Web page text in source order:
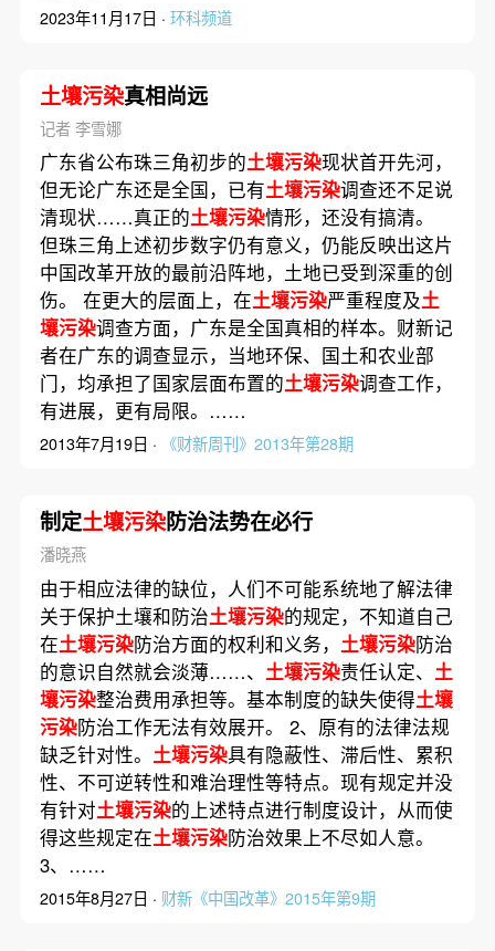
2023年11月17日 · 环科频道
土壤污染真相尚远
记者 李雪娜
广东省公布珠三角初步的土壤污染现状首开先河，
但无论广东还是全国，已有土壤污染调查还不足说
清现状……真正的土壤污染情形，还没有搞清。
但珠三角上述初步数字仍有意义，仍能反映出这片
中国改革开放的最前沿阵地，土地已受到深重的创
伤。 在更大的层面上，在土壤污染严重程度及土
壤污染调查方面，广东是全国真相的样本。财新记
者在广东的调查显示，当地环保、国土和农业部
门，均承担了国家层面布置的土壤污染调查工作，
有进展，更有局限。……
2013年7月19日 · 《财新周刊》2013年第28期
制定土壤污染防治法势在必行
潘晓燕
由于相应法律的缺位，人们不可能系统地了解法律
关于保护土壤和防治土壤污染的规定，不知道自己
在土壤污染防治方面的权利和义务， 土壤污染防治
的意识自然就会淡薄……、 土壤污染责任认定、 土
壤污染整治费用承担等。基本制度的缺失使得土壤
污染防治工作无法有效展开。 2、原有的法律法规
缺乏针对性。 土壤污染具有隐蔽性、滞后性、累积
性、不可逆转性和难治理性等特点。现有规定并没
有针对土壤污染的上述特点进行制度设计，从而使
得这些规定在土壤污染防治效果上不尽如人意。
3、……
2015年8月27日 · 财新《中国改革》2015年第9期